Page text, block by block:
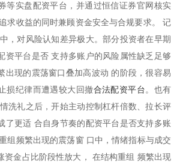
等实盘配资平台，并通过恒信证券官网核实
求收益的同时兼顾资金安全与合规要求。 记
，对风险认知差异极大。部分投资者在早期
资平台是否 支持多账户的风险属性缺乏足够
出现的震荡窗口叠加高波动 的阶段，很容易
损纪律而遭遇较大回撤合法配资平台。也有
洗礼之后，开始主动控制杠杆倍数、拉长评
了更适 合自身节奏的配资平台是否支持多账
组频繁出现的震荡窗 口中，情绪指标与成交
资金占比阶段性放大， 在结构重组 频繁出现